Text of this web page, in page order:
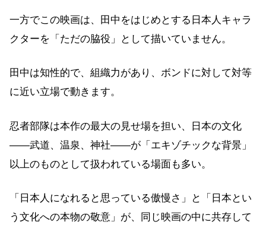
一方でこの映画は、田中をはじめとする日本人キャラ
クターを「ただの脇役」として描いていません。
田中は知性的で、組織力があり、ボンドに対して対等
に近い立場で動きます。
忍者部隊は本作の最大の見せ場を担い、日本の文化
——武道、温泉、神社——が「エキゾチックな背景」
以上のものとして扱われている場面も多い。
「日本人になれると思っている傲慢さ」と「日本とい
う文化への本物の敬意」が、同じ映画の中に共存して